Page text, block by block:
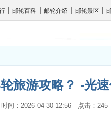
| 邮轮百科 | 邮轮介绍 | 邮轮景区 |
旅游攻略？ -光
间：2026-04-30 12:56 点击：